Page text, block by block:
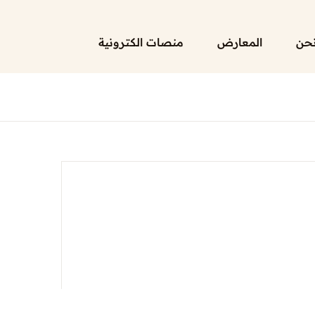
المعارض منصات الكترونية